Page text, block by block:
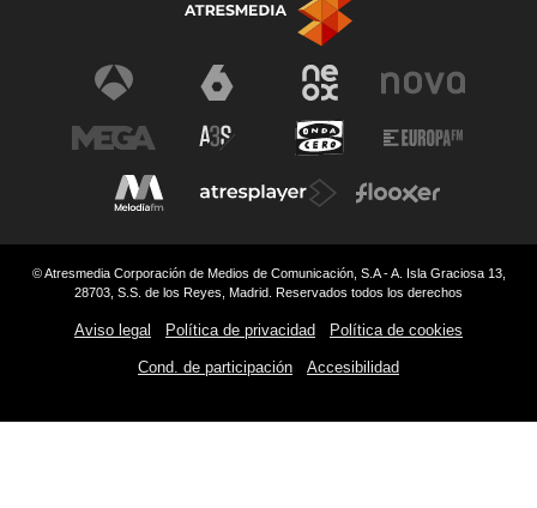
© Atresmedia Corporación de Medios de Comunicación, S.A - A. Isla Graciosa 13,
28703, S.S. de los Reyes, Madrid. Reservados todos los derechos
Aviso legal Política de privacidad Política de cookies
Cond. de participación Accesibilidad